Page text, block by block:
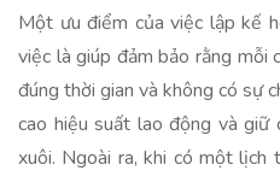
Một ưu điểm của việc lập kế
việc là giúp đảm bảo rằng mỗi
đúng thời gian và không có sự
cao hiệu suất lao động và
xuôi. Ngoài ra, khi có một lịch